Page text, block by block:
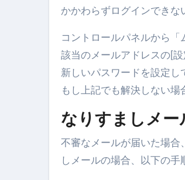
弁護士解説
5キロ痩せる
ムームード
FRONTIER
なくす不安
英語が「聞
かかわらずログインできな
コントロールパネルから「
該当のメールアドレスの[
新しいパスワードを設定し
もし上記でも解決しない場
なりすましメー
不審なメールが届いた場合
しメールの場合、以下の手